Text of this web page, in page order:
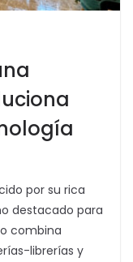
por su rica
destacado para
combina
librerías y